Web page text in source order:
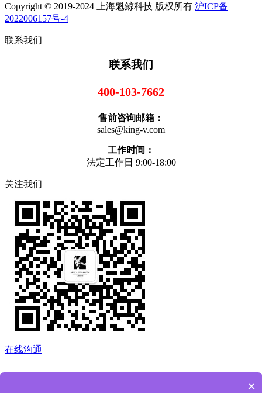
Copyright © 2019-2024 上海魁鲸科技 版权所有 沪ICP备
2022006157号-4
联系我们
联系我们
400-103-7662
售前咨询邮箱：
sales@king-v.com
工作时间：
法定工作日 9:00-18:00
关注我们
在线沟通
×